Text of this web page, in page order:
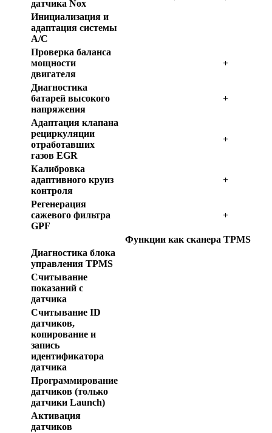
датчика Nox
Инициализация и
адаптация системы
A/C
Проверка баланса
мощности
двигателя
+
Диагностика
батарей высокого
напряжения
+
Адаптация клапана
рециркуляции
отработавших
газов EGR
+
Калибровка
адаптивного круиз
контроля
+
Регенерация
сажевого фильтра
GPF
+
Функции как сканера TPMS
Диагностика блока
управления TPMS
Считывание
показаний с
датчика
Считывание ID
датчиков,
копирование и
запись
идентификатора
датчика
Программирование
датчиков (только
датчики Launch)
Активация
датчиков